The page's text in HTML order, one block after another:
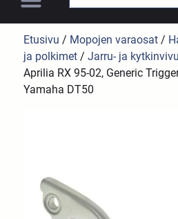
Etusivu / Mopojen varaosat /
ja polkimet /Jarru- ja
Aprilia RX 95-02, Generic
Yamaha DT50